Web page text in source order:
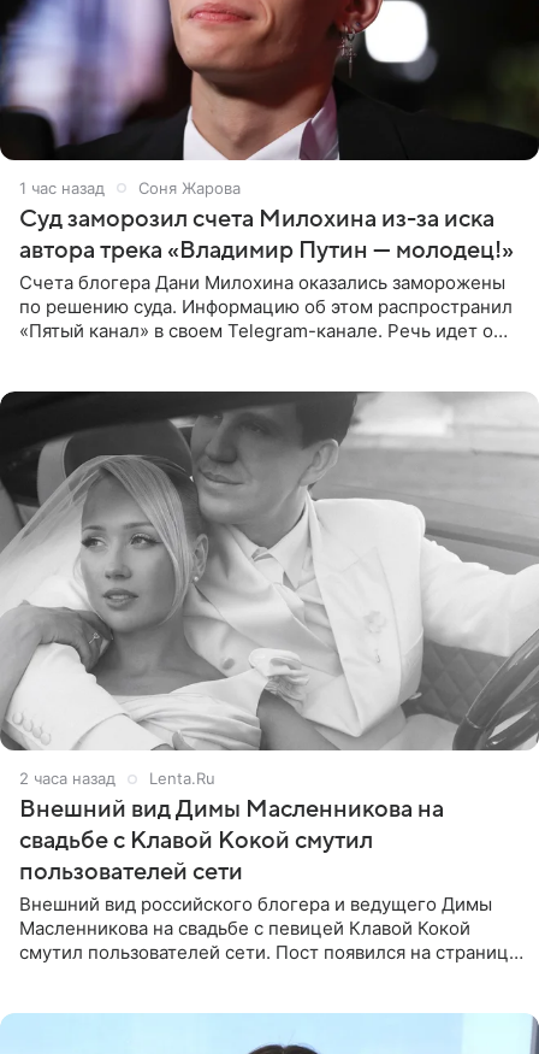
1 час назад Соня Жарова
Суд заморозил счета Милохина из-за иска
автора трека «Владимир Путин — молодец!»
Счета блогера Дани Милохина оказались заморожены
по решению суда. Информацию об этом распространил
«Пятый канал» в своем Telegram-канале. Речь идет о
2 часа назад Lenta.Ru
Внешний вид Димы Масленникова на
свадьбе с Клавой Кокой смутил
пользователей сети
Внешний вид российского блогера и ведущего Димы
Масленникова на свадьбе с певицей Клавой Кокой
смутил пользователей сети. Пост появился на странице